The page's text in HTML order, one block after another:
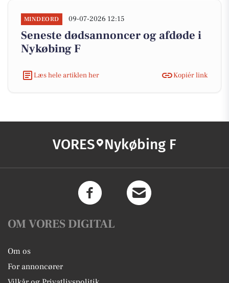
MINDEORD 09-07-2026 12:15
Seneste dødsannoncer og afdøde i
Nykøbing F
Læs hele artiklen her Kopiér link
VORES Nykøbing F
OM VORES DIGITAL
Om os
For annoncører